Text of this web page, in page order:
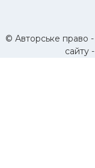
© Авторське право
сайту -